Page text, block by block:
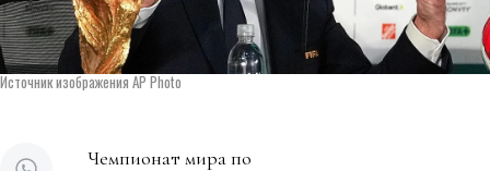
Источник изображения AP Photo
Чемпионат мира по